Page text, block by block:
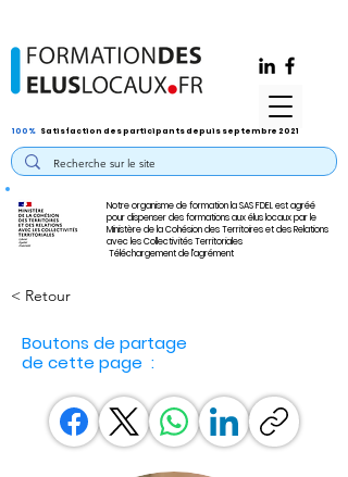
Notre organisme de formation la SAS FDEL est agréé
pour dispenser des formations aux élus locaux par le
Ministère de la Cohésion des Territoires et des Relations
avec les Collectivités Territoriales
Téléchargement de l'agrément
100% Satisfaction des participants depuis septembre 2021
< Retour
Boutons de partage
de cette page :